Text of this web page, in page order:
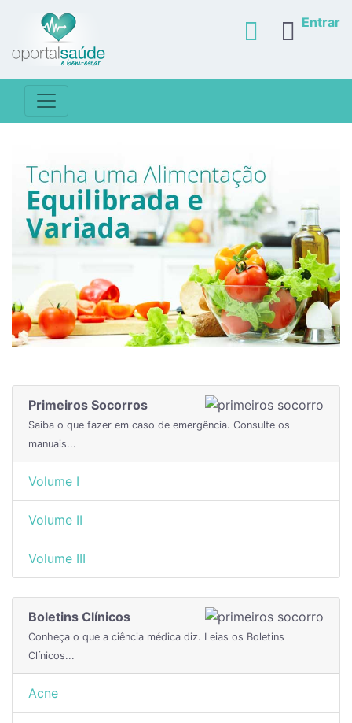
Entrar
Primeiros Socorros
Saiba o que fazer em caso de emergência. Consulte os
manuais...
Volume I
Volume II
Volume III
Boletins Clínicos
Conheça o que a ciência médica diz. Leias os Boletins
Clínicos...
Acne